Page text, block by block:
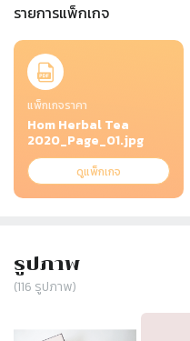
รายการแพ็กเกจ
Slide 1 of 98
แพ็กเกจราคา
Hom Herbal Tea
2020_Page_01.jpg
ดูแพ็กเกจ
รูปภาพ
(116 รูปภาพ)